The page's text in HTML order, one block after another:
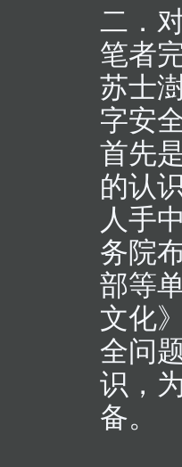
二．
笔者
苏士
字安
首先
的认
人手
务院
部等
文化
全问
识，
备。